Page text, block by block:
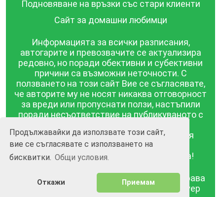
Продължавайки да използвате този сайт,
вие се съгласявате с използването на
бисквитки. Общи условия.
Откажи Приемам
Подновяване на връзки със стари клиенти
Сайт за домашни любимци
Информацията за всички разписания,
автогарите и превозвачите се актуализира
редовно, но поради обективни и субективни
причини са възможни неточности. С
ползването на този сайт Вие се съгласявате,
че авторите му не носят никаква отговорност
за вреди или пропуснати ползи, настъпили
поради несъответствие на публикуваното с
публикувана в този сайт се предоставя
такава каквато е, без гаранция за
съответствието ѝ с действителността!
BGrazpisanie.com © 2008 - 2026, Всички права
Изработка на уебсайт и софтуер